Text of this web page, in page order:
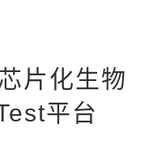
片化生物
平台